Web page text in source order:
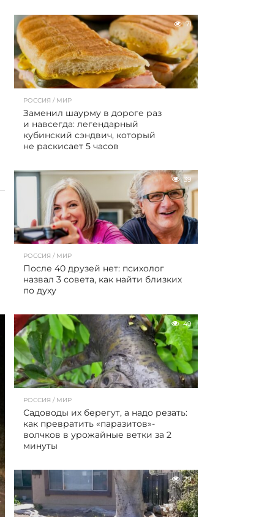
71
РОССИЯ / МИР
Заменил шаурму в дороге раз
и навсегда: легендарный
кубинский сэндвич, который
не раскисает 5 часов
39
РОССИЯ / МИР
После 40 друзей нет: психолог
назвал 3 совета, как найти близких
по духу
49
РОССИЯ / МИР
Садоводы их берегут, а надо резать:
как превратить «паразитов»-
волчков в урожайные ветки за 2
минуты
29